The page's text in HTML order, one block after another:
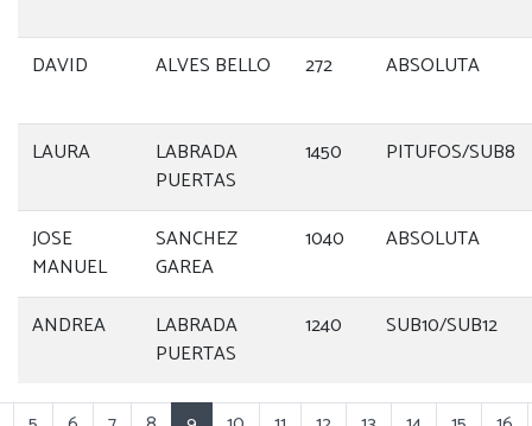
DAVID ALVES BELLO 272 ABSOLUTA
LAURA
LABRADA
PUERTAS
1450 PITUFOS/SUB8
JOSE
MANUEL
SANCHEZ
GAREA
1040 ABSOLUTA
ANDREA
LABRADA
PUERTAS
1240 SUB10/SUB12